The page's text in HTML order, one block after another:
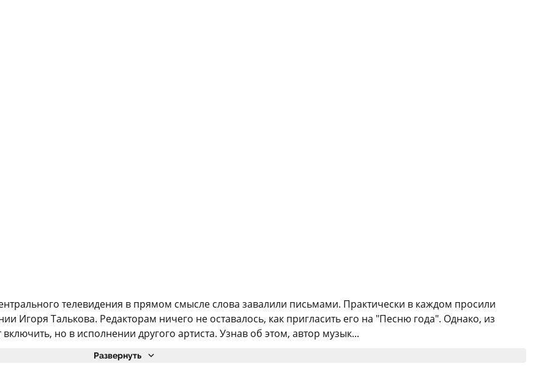
телевидения в прямом смысле слова завалили письмами. Практически в каждом просили
Игоря Талькова. Редакторам ничего не оставалось, как пригласить его на "Песню года". Однако, из
но в исполнении другого артиста. Узнав об этом, автор музык...
Развернуть